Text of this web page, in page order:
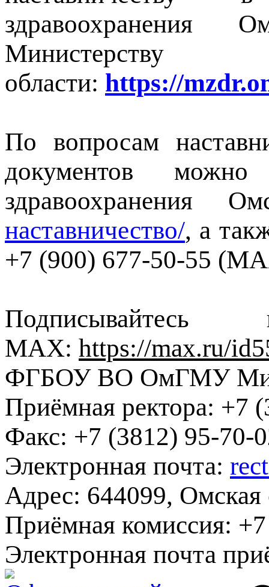
здравоохранения
Министерству
области: https://
По вопросам
документов
здравоохранения
наставничество/, а
+7 (900) 677-50-55
MAX: https://max.ru/
ФГБОУ ВО ОмГМУ
Приёмная ректора: +7
Факс: +7 (3812) 95-70-
Электронная почта:
Адрес: 644099, Омская
Приёмная комиссия:
Электронная почта